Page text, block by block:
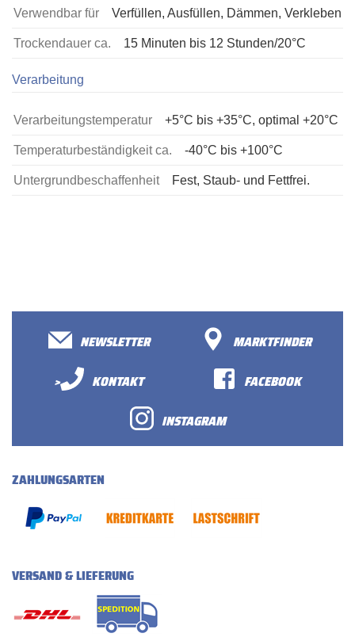
Verwendbar für Verfüllen, Ausfüllen, Dämmen, Verkleben
Trockendauer ca. 15 Minuten bis 12 Stunden/20°C
Verarbeitung
Verarbeitungstemperatur +5°C bis +35°C, optimal +20°C
Temperaturbeständigkeit ca. -40°C bis +100°C
Untergrundbeschaffenheit Fest, Staub- und Fettfrei.
NEWSLETTER
MARKTFINDER
>
KONTAKT
FACEBOOK
INSTAGRAM
ZAHLUNGSARTEN
VERSAND & LIEFERUNG